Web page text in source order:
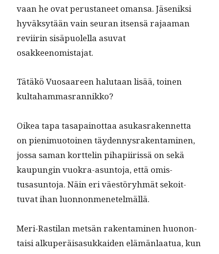
vaan he ovat perus­ta­neet omansa. Jäseniksi
hyväksytään vain seu­ran itsen­sä rajaa­man
revi­irin sisäpuolel­la asu­vat
osakkeenomistajat.
Tätäkö Vuosaa­reen halu­taan lisää, toinen
kultahammasrannikko?
Oikea tapa tas­apain­ot­taa asukas­raken­net­ta
on pien­imuo­toinen täy­den­nys­rak­en­t­a­mi­nen,
jos­sa saman kort­telin pihapi­iris­sä on sekä
kaupun­gin vuokra-asun­to­ja, että omis­
tusasun­to­ja. Näin eri väestöryh­mät sekoit­
tuvat ihan luonnonmenetelmällä.
Meri-Rasti­lan met­sän rak­en­t­a­mi­nen huonon­
taisi alku­peräisas­ukkaiden elämän­laat­ua, kun